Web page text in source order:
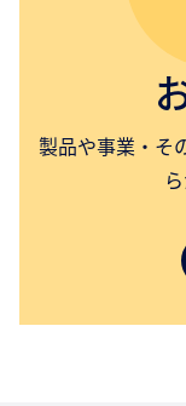
製品や事業・そ